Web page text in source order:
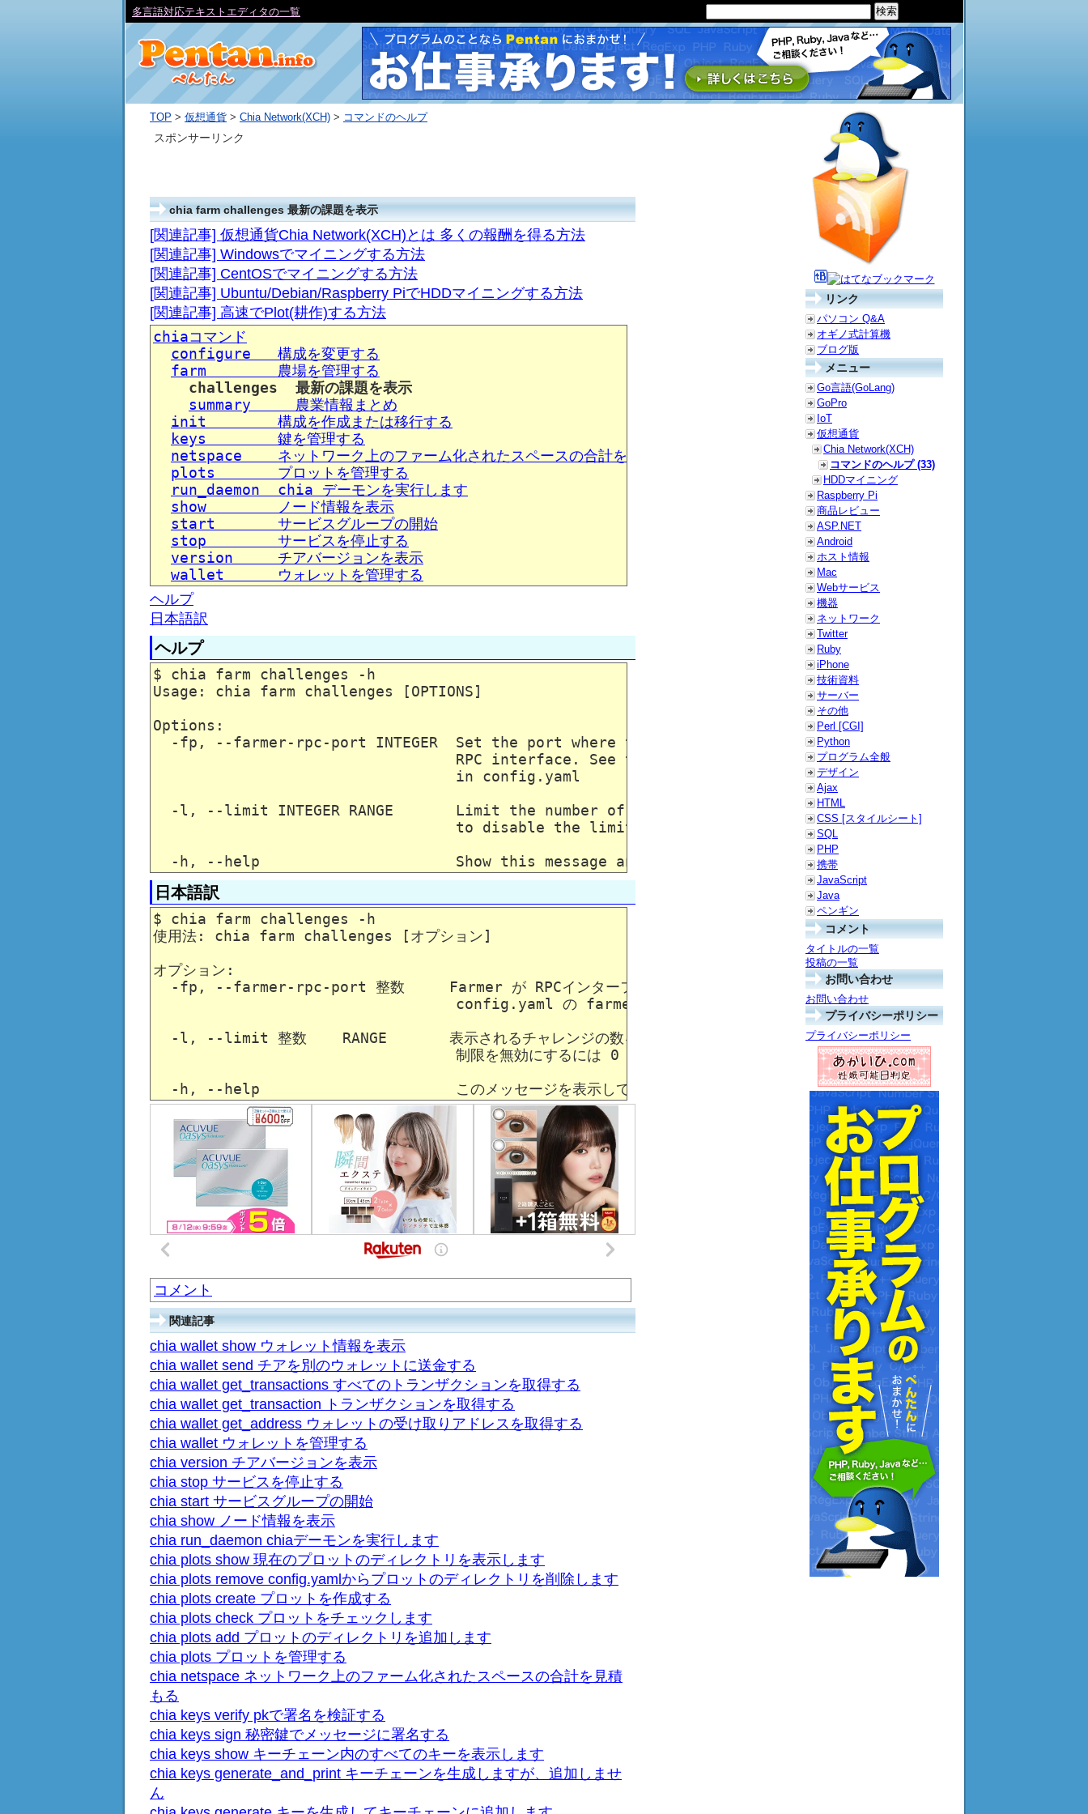
TOP > 仮想通貨 > Chia Network(XCH) > コマンドのヘルプ
chia farm challenges 最新の課題を表示
[関連記事] 仮想通貨Chia Network(XCH)とは 多くの報酬を得る方法
[関連記事] Windowsでマイニングする方法
[関連記事] CentOSでマイニングする方法
[関連記事] Ubuntu/Debian/Raspberry PiでHDDマイニングする方法
[関連記事] 高速でPlot(耕作)する方法
chiaコマンド
configure   構成を変更する
farm        農場を管理する
challenges  最新の課題を表示
summary     農業情報まとめ
init        構成を作成または移行する
keys        鍵を管理する
netspace    ネットワーク上のファーム化されたスペースの合計を見積もる
plots       プロットを管理する
run_daemon  chia デーモンを実行します
show        ノード情報を表示
start       サービスグループの開始
stop        サービスを停止する
version     チアバージョンを表示
wallet      ウォレットを管理する
ヘルプ
日本語訳
ヘルプ
$ chia farm challenges -h
Usage: chia farm challenges [OPTIONS]
Options:
  -fp, --farmer-rpc-port INTEGER  Set the port where the Farmer is hosting the
                                  RPC interface. See the rpc_port under farmer
                                  in config.yaml
  -l, --limit INTEGER RANGE       Limit the number of challenges shown. Use 0
                                  to disable the limit  [default: 20]
日本語訳
$ chia farm challenges -h
使用法: chia farm challenges [オプション]
オプション:
  -fp, --farmer-rpc-port 整数     Farmer が RPCインターフェースをホストしているポートを設定します。
                                  config.yaml の farmer の下にある rpc_port を参照してください。
  -l, --limit 整数    RANGE       表示されるチャレンジの数を制限します。
                                  制限を無効にするには 0 を使用します [デフォルト: 20]
コメント
関連記事
chia wallet show ウォレット情報を表示
chia wallet send チアを別のウォレットに送金する
chia wallet get_transactions すべてのトランザクションを取得する
chia wallet get_transaction トランザクションを取得する
chia wallet get_address ウォレットの受け取りアドレスを取得する
chia wallet ウォレットを管理する
chia version チアバージョンを表示
chia stop サービスを停止する
chia start サービスグループの開始
chia show ノード情報を表示
chia run_daemon chiaデーモンを実行します
chia plots show 現在のプロットのディレクトリを表示します
chia plots remove config.yamlからプロットのディレクトリを削除します
chia plots create プロットを作成する
chia plots check プロットをチェックします
chia plots add プロットのディレクトリを追加します
chia plots プロットを管理する
chia netspace ネットワーク上のファーム化されたスペースの合計を見積
もる
chia keys verify pkで署名を検証する
chia keys sign 秘密鍵でメッセージに署名する
chia keys show キーチェーン内のすべてのキーを表示します
chia keys generate_and_print キーチェーンを生成しますが、追加しませ
ん
スポンサーリンク
リンク
パソコン Q&A
オギノ式計算機
ブログ版
メニュー
Go言語(GoLang)
GoPro
IoT
仮想通貨
Chia Network(XCH)
コマンドのヘルプ (33)
HDDマイニング
Raspberry Pi
商品レビュー
ASP.NET
Android
ホスト情報
Mac
Webサービス
機器
ネットワーク
Twitter
Ruby
iPhone
技術資料
サーバー
その他
Perl [CGI]
Python
プログラム全般
デザイン
Ajax
HTML
CSS [スタイルシート]
SQL
PHP
携帯
JavaScript
Java
ペンギン
コメント
タイトルの一覧
投稿の一覧
お問い合わせ
お問い合わせ
プライバシーポリシー
プライバシーポリシー
多言語対応テキストエディタの一覧